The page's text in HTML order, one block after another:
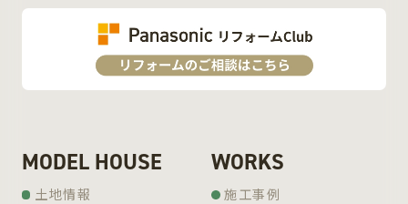
MODEL HOUSE
土地情報
WORKS
施工事例